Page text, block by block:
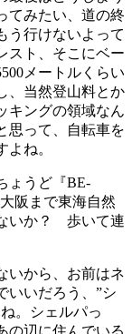
てみたい、道の終
う行けないよって
スト、そこにベー
メートルくらい
、当然登山料とか
キングの領域なん
思って、自転車を
ね。
ょうど『BE-
阪まで東海自然
いか？ 歩いて連
いから、お前はネ
いいだろう、”シ
。シェルパっ